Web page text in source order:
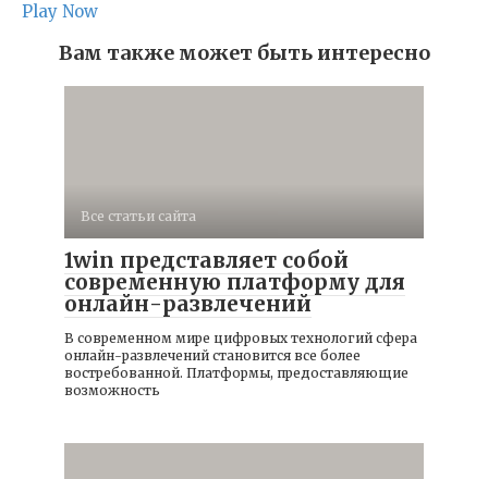
Play Now
Вам также может быть интересно
Все статьи сайта
1win представляет собой
современную платформу для
онлайн-развлечений
В современном мире цифровых технологий сфера
онлайн-развлечений становится все более
востребованной. Платформы, предоставляющие
возможность